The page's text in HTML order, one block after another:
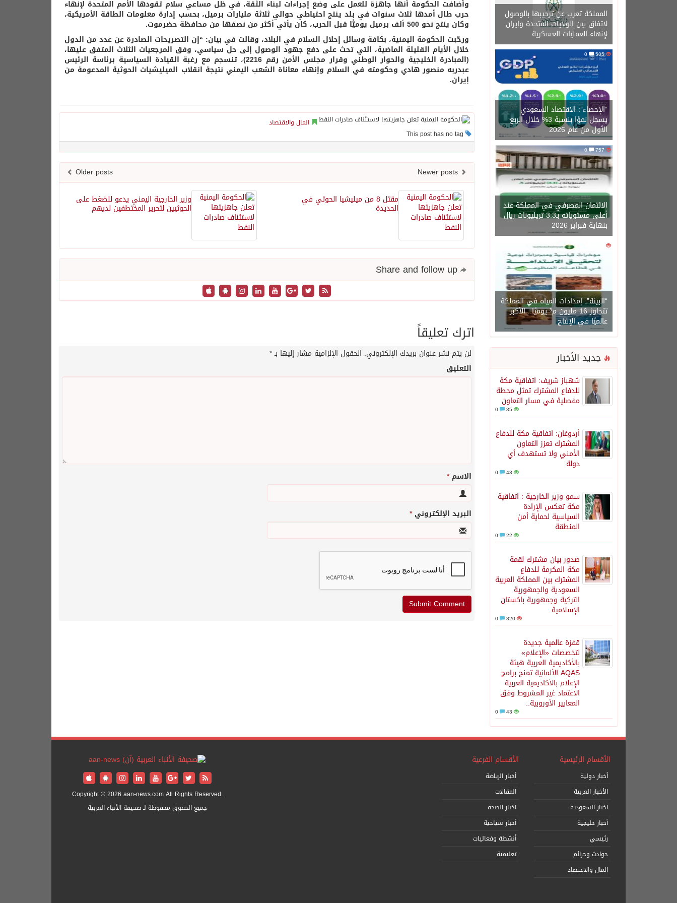
المملكة تعرب عن ترحيبها بالوصول
لاتفاق بين الولايات المتحدة وإيران
لإنهاء العمليات العسكرية
505
“الإحصاء”: الاقتصاد السعودي
يسجل نموًا بنسبة 3% خلال الربع
الأول من عام 2026
757
0
الائتمان المصرفي في المملكة عند
أعلى مستوياته بـ3.3 تريليونات ريال
بنهاية فبراير 2026
1450
“البيئة”: إمدادات المياه في المملكة
تتجاوز 16 مليون م³ يوميًا.. الأكبر
عالميًا في الإنتاج
جديد الأخبار
شهباز شريف: اتفاقية مكة
للدفاع المشترك تمثل محطة
مفصلية في مسار التعاون
85
أردوغان: اتفاقية مكة للدفاع
المشترك تعزز التعاون
الأمني ولا تستهدف أي
دولة
43
سمو وزير الخارجية : اتفاقية
مكة تعكس الإرادة
السياسية لحماية أمن
المنطقة
22
صدور بيان مشترك لقمة
مكة المكرمة للدفاع
المشترك بين المملكة العربية
السعودية والجمهورية
التركية وجمهورية باكستان
الإسلامية.
820
قفزة عالمية جديدة
لتخصصات «الإعلام»
بالأكاديمية العربية هيئة
AQAS الألمانية تمنح برامج
الإعلام بالأكاديمية العربية
الاعتماد غير المشروط وفق
المعايير الأوروبية..
43
وأضافت الحكومة أنها جاهزة للعمل على وضع إجراءات لبناء الثقة، في ظل مساعي سلام تقودها الأمم المتحدة لإنهاء
حرب طال أمدها ثلاث سنوات في بلد ينتج احتياطي حوالي ثلاثة مليارات برميل، بحسب إدارة معلومات الطاقة الأمريكية،
وكان ينتج نحو 500 ألف برميل يوميًّا قبل الحرب، كان يأتي أكثر من نصفها من محافظة حضرموت.
ورحّبت الحكومة اليمنية، بكافة وسائل إحلال السلام في البلاد، وقالت في بيان: “إن التصريحات الصادرة عن عدد من الدول
خلال الأيام القليلة الماضية، التي تحث على دفع جهود الوصول إلى حل سياسي، وفق المرجعيات الثلاث المتفق عليها،
(المبادرة الخليجية والحوار الوطني وقرار مجلس الأمن رقم 2216)، تنسجم مع رغبة القيادة السياسية برئاسة الرئيس
عبدربه منصور هادي وحكومته في السلام وإنهاء معاناة الشعب اليمني نتيجة انقلاب الميليشيات الحوثية المدعومة من
إيران.
المال والاقتصاد
Older posts
وزير الخارجية اليمني يدعو للضغط على
الحوثيين لتحرير المختطفين لديهم
مقتل 8 من ميليشيا الحوثي في
الحديدة
اترك تعليقاً
لن يتم نشر عنوان بريدك الإلكتروني. الحقول الإلزامية مشار إليها بـ*
التعليق
الاسم*
البريد الإلكتروني*
الأقسام الرئيسية
أخبار دولية
الأخبار العربية
اخبار السعودية
أخبار خليجية
رئيسي
حوادث وجرائم
المال والاقتصاد
الأقسام الفرعية
أخبار الرياضة
المقالات
اخبار الصحة
أخبار سياحية
أنشطة وفعاليات
تعليمية
Copyright © 2026 aan-news.com All Rights Reserved.
جميع الحقوق محفوظة لـ صحيفة الأنباء العربية